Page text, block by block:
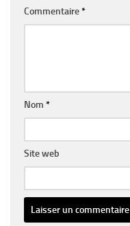
Commentaire*
Nom *
Site web